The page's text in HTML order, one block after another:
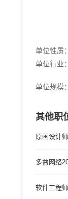
单位性质：
单位行业：
单位规模：
其他职
原画设计师
多益网络
软件工程师